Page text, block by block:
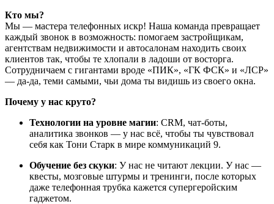
Кто мы?
Мы — мастера телефонных искр! Наша команда превращает
каждый звонок в возможность: помогаем застройщикам,
агентствам недвижимости и автосалонам находить своих
клиентов так, чтобы те хлопали в ладоши от восторга.
Сотрудничаем с гигантами вроде «ПИК», «ГК ФСК» и «ЛСР»
— да-да, теми самыми, чьи дома ты видишь из своего окна.
Почему у нас круто?
Технологии на уровне магии: CRM, чат-боты,
аналитика звонков — у нас всё, чтобы ты чувствовал
себя как Тони Старк в мире коммуникаций 9.
Обучение без скуки: У нас не читают лекции. У нас —
квесты, мозговые штурмы и тренинги, после которых
даже телефонная трубка кажется супергеройским
гаджетом.